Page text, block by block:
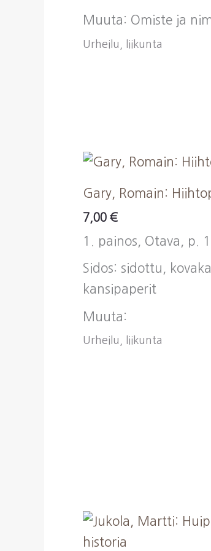
Muuta: Omiste ja
Urheilu, liikunta
Gary, Romain:
7,00 €
1. painos, Otava, p.
Sidos: sidottu,
kansipaperit
Muuta:
Urheilu, liikunta